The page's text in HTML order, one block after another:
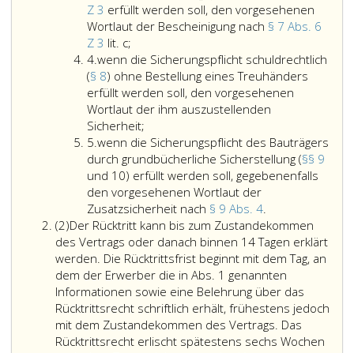
Sicherungspflicht
nach
7,
Absatz
6,
Ziffer
erfüllt
werden
soll,
den
vorgesehenen
Wortlaut
der
Vereinbarung
mit
dem
Kreditinstitut;
3
Z 3 erfüllt werden soll, den vorgesehenen
Wortlaut der Bescheinigung nach § 7 Abs. 6
Z 3 lit. c;
die
Sicherungspflicht
nach
Paragraph
7,
Absatz
6,
Ziffer
3,
erfüllt
werden
soll,
den
vorgesehenen
Wortlaut
der
Bescheinigung
nach
4.Ziffer
4
wenn die Sicherungspflicht schuldrechtlich
(§ 8) ohne Bestellung eines Treuhänders
erfüllt werden soll, den vorgesehenen
Wortlaut der ihm auszustellenden
Sicherheit;
die
Sicherungspflicht
schuldrechtlich
(Paragraph
8,)
ohne
Bestellung
eines
Treuhänders
erfüllt
werden
soll,
den
5.Ziffer
5
wenn die Sicherungspflicht des Bauträgers
durch grundbücherliche Sicherstellung (§§ 9
und 10) erfüllt werden soll, gegebenenfalls
den vorgesehenen Wortlaut der
Zusatzsicherheit nach § 9 Abs. 4.
die
des
Bauträgers
durch
Sicherstellung
(Paragraphen
(2)Absatz
2
Der Rücktritt kann bis zum Zustandekommen
des Vertrags oder danach binnen 14 Tagen erklärt
werden. Die Rücktrittsfrist beginnt mit dem Tag, an
dem der Erwerber die in Abs. 1 genannten
Informationen sowie eine Belehrung über das
Rücktrittsrecht schriftlich erhält, frühestens jedoch
mit dem Zustandekommen des Vertrags. Das
Rücktrittsrecht erlischt spätestens sechs Wochen